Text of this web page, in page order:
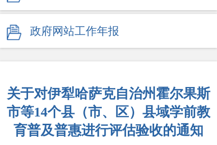
学校安全生产
政府网站工作年报
关于对伊犁哈萨克自治州霍尔果斯
市等14个县（市、区）县域学前教
育普及普惠进行评估验收的通知